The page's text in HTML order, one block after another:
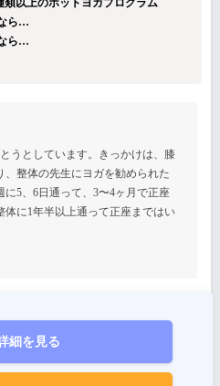
ら…
ら…
うとしています。きっかけは、膝
、整体の先生にヨガを勧められた
5、6日通って、3〜4ヶ月で正座
に1年半以上通って正座まではい
細を見る